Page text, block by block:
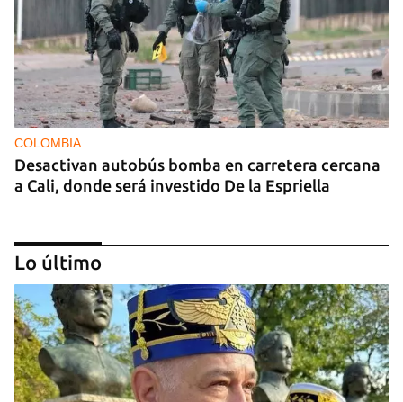
COLOMBIA
Desactivan autobús bomba en carretera cercana
a Cali, donde será investido De la Espriella
Lo último